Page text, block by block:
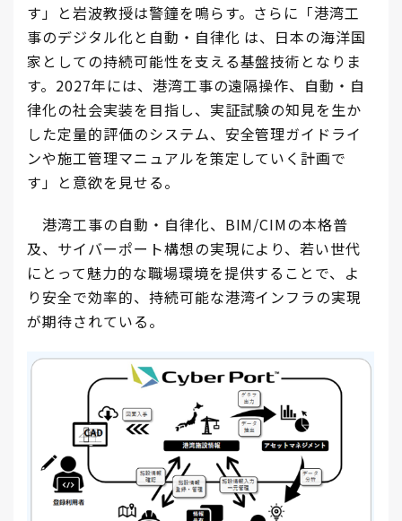
す」と岩波教授は警鐘を鳴らす。さらに「港湾工
事のデジタル化と自動・自律化 は、日本の海洋国
家としての持続可能性を支える基盤技術となりま
す。2027年には、港湾工事の遠隔操作、自動・自
律化の社会実装を目指し、実証試験の知見を生か
した定量的評価のシステム、安全管理ガイドライ
ンや施工管理マニュアルを策定していく計画で
す」と意欲を見せる。
港湾工事の自動・自律化、BIM/CIMの本格普
及、サイバーポート構想の実現により、若い世代
にとって魅力的な職場環境を提供することで、よ
り安全で効率的、持続可能な港湾インフラの実現
が期待されている。